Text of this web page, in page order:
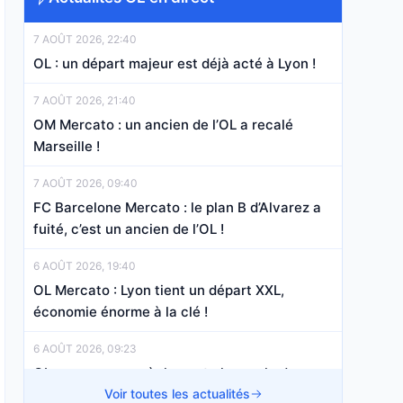
7 AOÛT 2026, 22:40
OL : un départ majeur est déjà acté à Lyon !
7 AOÛT 2026, 21:40
OM Mercato : un ancien de l’OL a recalé
Marseille !
7 AOÛT 2026, 09:40
FC Barcelone Mercato : le plan B d’Alvarez a
fuité, c’est un ancien de l’OL !
6 AOÛT 2026, 19:40
OL Mercato : Lyon tient un départ XXL,
économie énorme à la clé !
6 AOÛT 2026, 09:23
OL : un nouveau règlement change la donne
en Coupe d’EuropeVoir toutes les actualités